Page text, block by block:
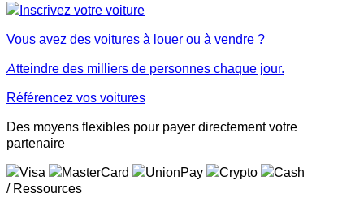
Vous avez des voitures à louer ou à vendre ?
Atteindre des milliers de personnes chaque jour.
Référencez vos voitures
Des moyens flexibles pour payer directement votre
partenaire
/ Ressources